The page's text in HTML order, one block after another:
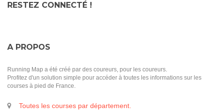
RESTEZ CONNECTÉ !
A PROPOS
Running Map a été créé par des coureurs, pour les coureurs.
Profitez d'un solution simple pour accéder à toutes les informations sur les
courses à pied de France.
Toutes les courses par département.